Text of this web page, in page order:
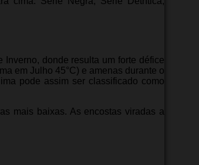
donde resulta um forte défice
em Julho 45°C) e amenas durante o
pode assim ser classificado como
mais baixas. As encostas viradas a